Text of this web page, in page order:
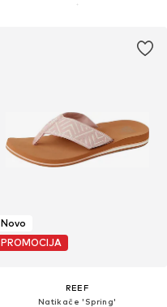
Novo
PROMOCIJA
REEF
Natikače 'Spring'